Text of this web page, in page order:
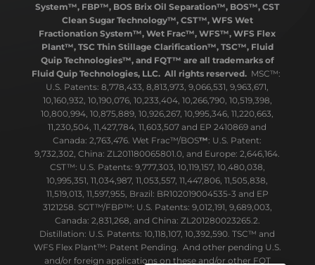
System™, FBP™, BOS Brix Oil Separation™, BOS™, CST
Clean Sugar Technology™, CST™, WFS Wet
Fractionation System™, Wet Frac™, WFS™, WFS Flex
Plant™, TSC Thin Stillage Clarification™, TSC™, Fluid
Quip Technologies™, and FQT™ are all trademarks of
Fluid Quip Technologies, LLC. All rights reserved. MSC™:
U.S. Patents: 8,778,433, 8,813,973, 9,066,531, 9,963,671,
10,160,932, 10,190,076, 10,233,404, 10,266,790, 10,519,398,
10,800,994, 10,875,889, 10,926,267, 10,995,346, 11,220,663,
11,230,504, 11,427,784, 11,603,507 and EP 2410869 and
Canada: 2,763,476. Wet Frac™/BOS™: U.S. Patent:
9,732,302, China: ZL201180065801.0, and Europe: 2,646,164.
CST™: U.S. Patents: 9,777,303, 10,119,157, 10,480,038,
10,995,351, 11,034,987, 11,053,557, 11,447,806, 11,505,838,
11,519,013, 11,597,955, Brazil: BR102019004535-3 and EP
3121258. SGT™/FBP™: U.S. Patents: 9,012,191, 9,689,003,
Canada: 2,831,268, and China: ZL201280023265.2.
Distillation: U.S. Patents: 10,118,107, 10,392,590. TSC™ and
WFS Flex Plant™: Patent Pending. And other pending U.S.
and/or foreign applications on these and/or other FQT